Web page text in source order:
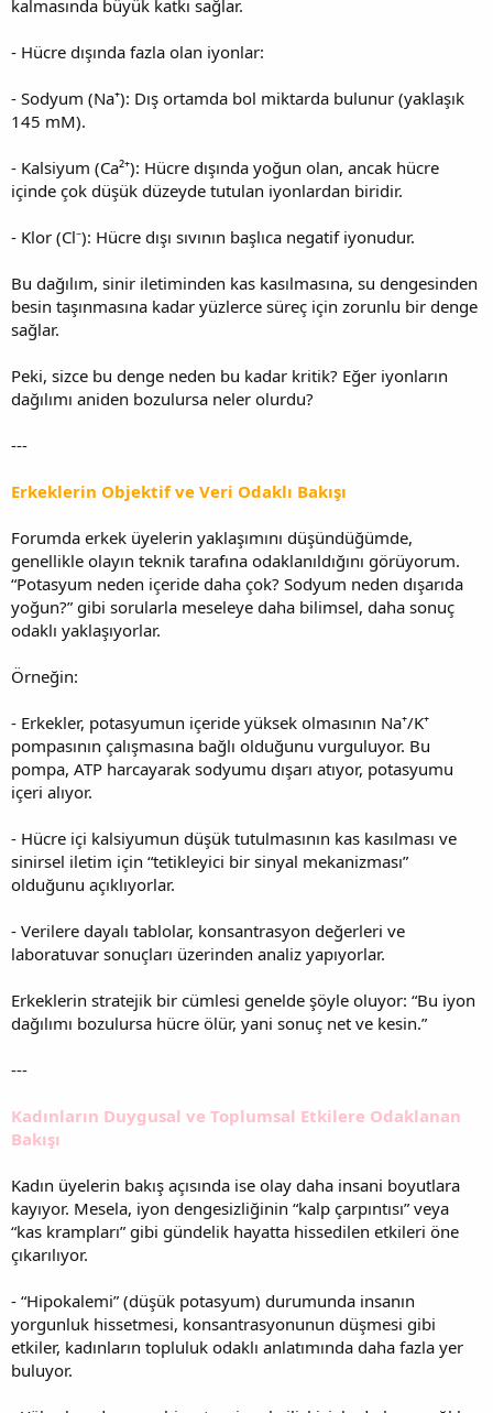
kalmasında büyük katkı sağlar.
- Hücre dışında fazla olan iyonlar:
- Sodyum (Na⁺): Dış ortamda bol miktarda bulunur (yaklaşık
145 mM).
- Kalsiyum (Ca²⁺): Hücre dışında yoğun olan, ancak hücre
içinde çok düşük düzeyde tutulan iyonlardan biridir.
- Klor (Cl⁻): Hücre dışı sıvının başlıca negatif iyonudur.
Bu dağılım, sinir iletiminden kas kasılmasına, su dengesinden
besin taşınmasına kadar yüzlerce süreç için zorunlu bir denge
sağlar.
Peki, sizce bu denge neden bu kadar kritik? Eğer iyonların
dağılımı aniden bozulursa neler olurdu?
---
Erkeklerin Objektif ve Veri Odaklı Bakışı
Forumda erkek üyelerin yaklaşımını düşündüğümde,
genellikle olayın teknik tarafına odaklanıldığını görüyorum.
“Potasyum neden içeride daha çok? Sodyum neden dışarıda
yoğun?” gibi sorularla meseleye daha bilimsel, daha sonuç
odaklı yaklaşıyorlar.
Örneğin:
- Erkekler, potasyumun içeride yüksek olmasının Na⁺/K⁺
pompasının çalışmasına bağlı olduğunu vurguluyor. Bu
pompa, ATP harcayarak sodyumu dışarı atıyor, potasyumu
içeri alıyor.
- Hücre içi kalsiyumun düşük tutulmasının kas kasılması ve
sinirsel iletim için “tetikleyici bir sinyal mekanizması”
olduğunu açıklıyorlar.
- Verilere dayalı tablolar, konsantrasyon değerleri ve
laboratuvar sonuçları üzerinden analiz yapıyorlar.
Erkeklerin stratejik bir cümlesi genelde şöyle oluyor: “Bu iyon
dağılımı bozulursa hücre ölür, yani sonuç net ve kesin.”
---
Kadınların Duygusal ve Toplumsal Etkilere Odaklanan
Bakışı
Kadın üyelerin bakış açısında ise olay daha insani boyutlara
kayıyor. Mesela, iyon dengesizliğinin “kalp çarpıntısı” veya
“kas krampları” gibi gündelik hayatta hissedilen etkileri öne
çıkarılıyor.
- “Hipokalemi” (düşük potasyum) durumunda insanın
yorgunluk hissetmesi, konsantrasyonunun düşmesi gibi
etkiler, kadınların topluluk odaklı anlatımında daha fazla yer
buluyor.